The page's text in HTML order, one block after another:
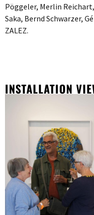
Pöggeler, Merlin
Saka, Bernd Schwarzer,
ZALEZ.
INSTALLATION